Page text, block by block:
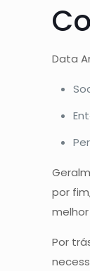
Data
por
Por